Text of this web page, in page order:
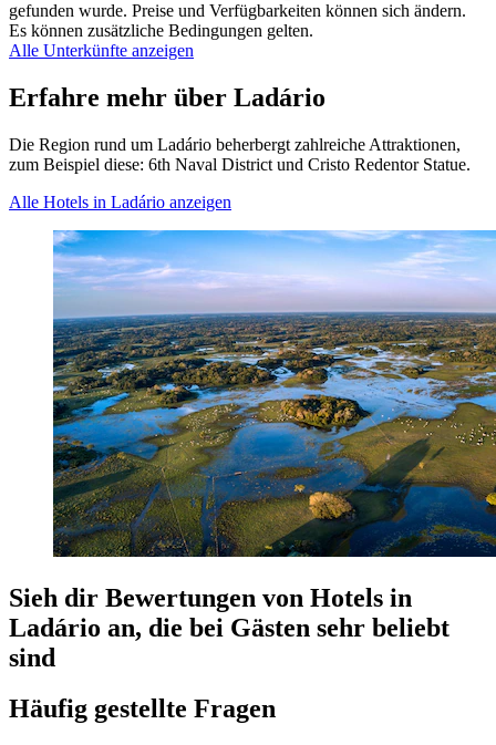
gefunden wurde. Preise und Verfügbarkeiten können sich ändern.
Es können zusätzliche Bedingungen gelten.
Alle Unterkünfte anzeigen
Erfahre mehr über Ladário
Die Region rund um Ladário beherbergt zahlreiche Attraktionen,
zum Beispiel diese: 6th Naval District und Cristo Redentor Statue.
Alle Hotels in Ladário anzeigen
Sieh dir Bewertungen von Hotels in
Ladário an, die bei Gästen sehr beliebt
sind
Häufig gestellte Fragen